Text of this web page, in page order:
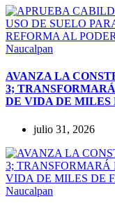
Naucalpan
AVANZA LA
3;
DE VIDA DE MILES
julio 31, 2026
Naucalpan